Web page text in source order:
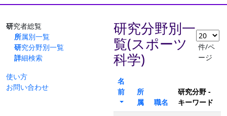
研究者総覧
所属別一覧
研究分野別一覧
詳細検索
使い方
お問い合わせ
研究分野別一
覧(スポーツ
科学)
件/ペ
ージ
名
前
所
属
職名
研究分野 -
キーワード